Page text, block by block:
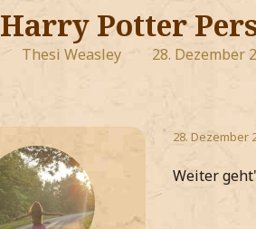
Harry Potter
Thesi Weasley 28. Dezember
28. Dezember
Weiter